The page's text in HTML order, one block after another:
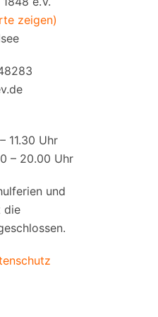
zeigen)
11.30 Uhr
– 20.00 Uhr
und
die